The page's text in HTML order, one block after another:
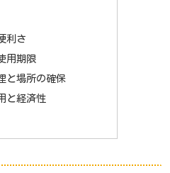
利さ
用期限
と場所の確保
と経済性